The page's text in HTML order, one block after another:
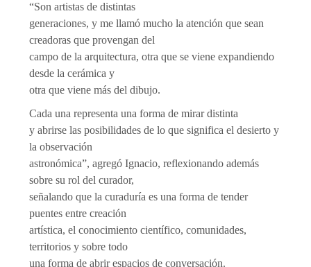
“Son artistas de distintas
generaciones, y me llamó mucho la atención que sean
creadoras que provengan del
campo de la arquitectura, otra que se viene expandiendo
desde la cerámica y
otra que viene más del dibujo.
Cada una representa una forma de mirar distinta
y abrirse las posibilidades de lo que significa el desierto y
la observación
astronómica”, agregó Ignacio, reflexionando además
sobre su rol del curador,
señalando que la curaduría es una forma de tender
puentes entre creación
artística, el conocimiento científico, comunidades,
territorios y sobre todo
una forma de abrir espacios de conversación.